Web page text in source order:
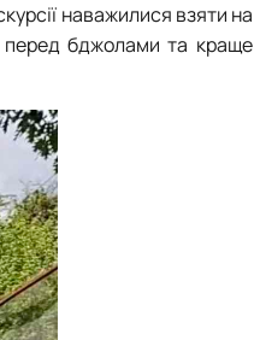
наважилися взяти на
перед бджолами та краще